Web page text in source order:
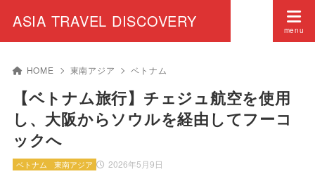
ASIA TRAVEL DISCOVERY
HOME 東南アジア ベトナム
【ベトナム旅行】チェジュ航空を使用
し、大阪からソウルを経由してフーコ
ックへ
2026年5月9日
ベトナム 東南アジア